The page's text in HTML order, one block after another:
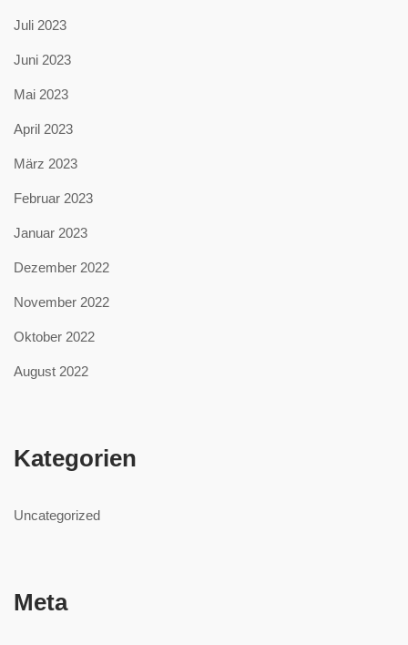
Juli 2023
Juni 2023
Mai 2023
April 2023
März 2023
Februar 2023
Januar 2023
Dezember 2022
November 2022
Oktober 2022
August 2022
Kategorien
Uncategorized
Meta